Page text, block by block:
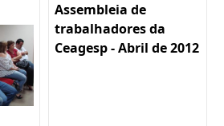
Assembleia de
trabalhadores da
Ceagesp - Abril de 2012